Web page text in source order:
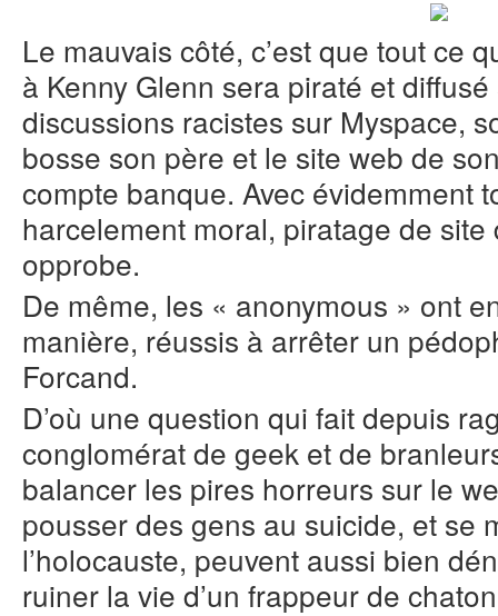
Le mauvais côté, c’est que tout ce
à Kenny Glenn sera piraté et
discussions racistes sur Myspace,
bosse son père et le site web de
compte banque. Avec évidemment
harcelement moral, piratage de
opprobe.
De même, les « anonymous » ont
manière, réussis à arrêter un
Forcand.
D’où une question qui fait depuis
conglomérat de geek et de
balancer les pires horreurs sur le
pousser des gens au suicide, et se
l’holocauste, peuvent aussi bien
ruiner la vie d’un frappeur de